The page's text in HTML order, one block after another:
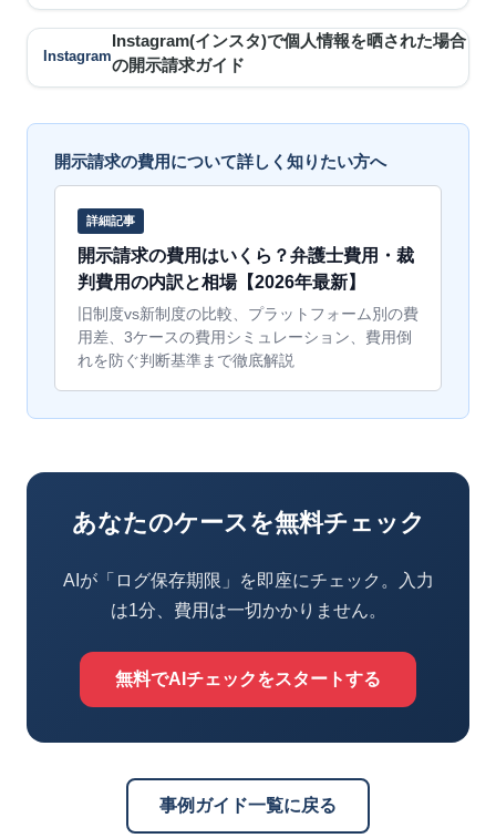
Instagram
Instagram(インスタ)で個人情報を晒された場合
の開示請求ガイド
開示請求の費用について詳しく知りたい方へ
詳細記事
開示請求の費用はいくら？弁護士費用・裁
判費用の内訳と相場【2026年最新】
旧制度vs新制度の比較、プラットフォーム別の費
用差、3ケースの費用シミュレーション、費用倒
れを防ぐ判断基準まで徹底解説
あなたのケースを無料チェック
AIが「ログ保存期限」を即座にチェック。入力
は1分、費用は一切かかりません。
無料でAIチェックをスタートする
事例ガイド一覧に戻る